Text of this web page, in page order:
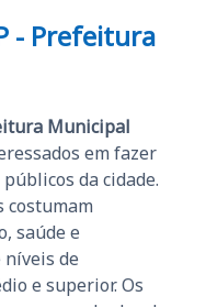
- Prefeitura
Municipal
em fazer
da cidade.
costumam
saúde e
de
e superior. Os